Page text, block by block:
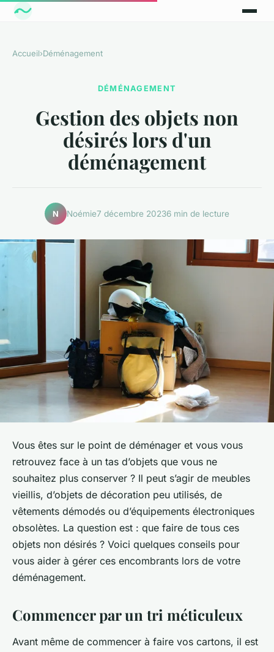
Accueil›Déménagement
DÉMÉNAGEMENT
Gestion des objets non
désirés lors d'un
déménagement
N Noémie7 décembre 20236 min de lecture
Vous êtes sur le point de déménager et vous vous
retrouvez face à un tas d’objets que vous ne
souhaitez plus conserver ? Il peut s’agir de meubles
vieillis, d’objets de décoration peu utilisés, de
vêtements démodés ou d’équipements électroniques
obsolètes. La question est : que faire de tous ces
objets non désirés ? Voici quelques conseils pour
vous aider à gérer ces encombrants lors de votre
déménagement.
Commencer par un tri méticuleux
Avant même de commencer à faire vos cartons, il est